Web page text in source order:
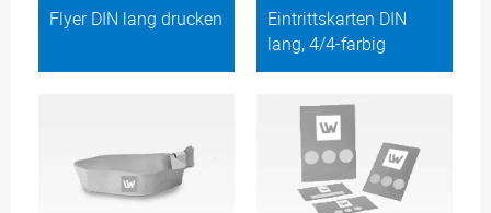
Flyer DIN lang drucken
Eintrittskarten DIN
lang, 4/4-farbig